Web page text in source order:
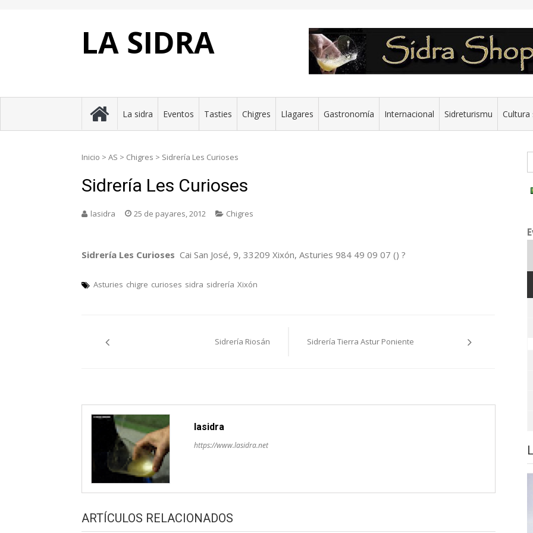
LA SIDRA
La sidra Eventos Tasties Chigres Llagares Gastronomía Internacional Sidreturismu Cultura
Inicio > AS > Chigres > Sidrería Les Curioses
Sidrería Les Curioses
lasidra 25 de payares, 2012 Chigres
Sidrería Les Curioses Cai San José, 9, 33209 Xixón, Asturies 984 49 09 07 () ?
Asturies chigre curioses sidra sidrería Xixón
pelos
Sidrería Riosán Sidrería Tierra Astur Poniente
lasidra
https://www.lasidra.net
ARTÍCULOS RELACIONADOS